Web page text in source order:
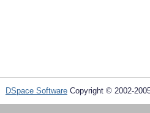
DSpace Software Copyright © 2002-